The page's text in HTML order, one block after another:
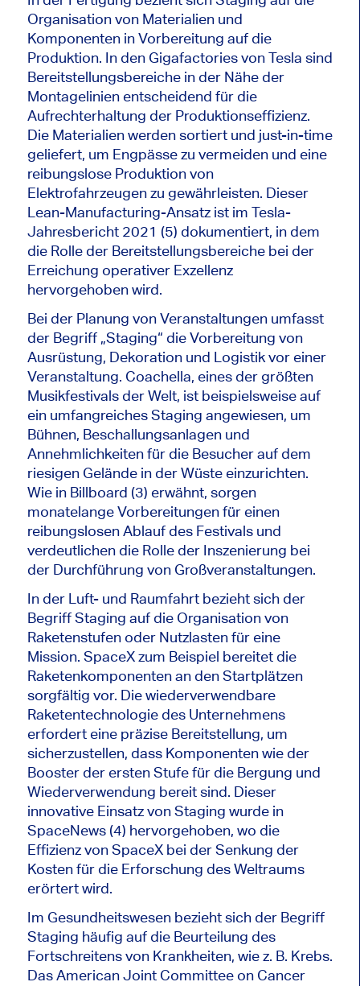
Organisation von Materialien und
Komponenten in Vorbereitung auf die
Produktion. In den Gigafactories von Tesla sind
Bereitstellungsbereiche in der Nähe der
Montagelinien entscheidend für die
Aufrechterhaltung der Produktionseffizienz.
Die Materialien werden sortiert und just-in-time
geliefert, um Engpässe zu vermeiden und eine
reibungslose Produktion von
Elektrofahrzeugen zu gewährleisten. Dieser
Lean-Manufacturing-Ansatz ist im Tesla-
Jahresbericht 2021 (5) dokumentiert, in dem
die Rolle der Bereitstellungsbereiche bei der
Erreichung operativer Exzellenz
hervorgehoben wird.
Bei der Planung von Veranstaltungen umfasst
der Begriff „Staging“ die Vorbereitung von
Ausrüstung, Dekoration und Logistik vor einer
Veranstaltung. Coachella, eines der größten
Musikfestivals der Welt, ist beispielsweise auf
ein umfangreiches Staging angewiesen, um
Bühnen, Beschallungsanlagen und
Annehmlichkeiten für die Besucher auf dem
riesigen Gelände in der Wüste einzurichten.
Wie in Billboard (3) erwähnt, sorgen
monatelange Vorbereitungen für einen
reibungslosen Ablauf des Festivals und
verdeutlichen die Rolle der Inszenierung bei
der Durchführung von Großveranstaltungen.
In der Luft- und Raumfahrt bezieht sich der
Begriff Staging auf die Organisation von
Raketenstufen oder Nutzlasten für eine
Mission. SpaceX zum Beispiel bereitet die
Raketenkomponenten an den Startplätzen
sorgfältig vor. Die wiederverwendbare
Raketentechnologie des Unternehmens
erfordert eine präzise Bereitstellung, um
sicherzustellen, dass Komponenten wie der
Booster der ersten Stufe für die Bergung und
Wiederverwendung bereit sind. Dieser
innovative Einsatz von Staging wurde in
SpaceNews (4) hervorgehoben, wo die
Effizienz von SpaceX bei der Senkung der
Kosten für die Erforschung des Weltraums
erörtert wird.
Im Gesundheitswesen bezieht sich der Begriff
Staging häufig auf die Beurteilung des
Fortschreitens von Krankheiten, wie z. B. Krebs.
Das American Joint Committee on Cancer